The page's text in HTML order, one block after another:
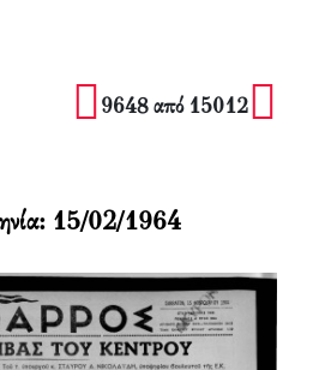
9648 από 15012
15/02/1964